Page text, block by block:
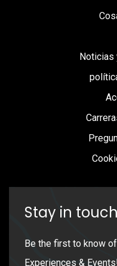
Noticias
Stay in touch
Be the first to know
Experiences &